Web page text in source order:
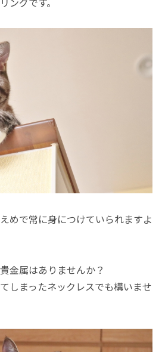
めで常に身につけていられますよ
金属はありませんか？
しまったネックレスでも構いませ